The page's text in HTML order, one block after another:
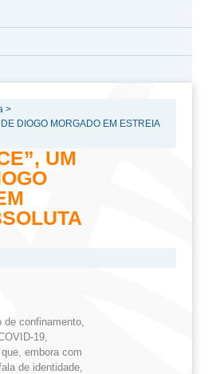
>
DIOGO MORGADO EM ESTREIA
UM
de confinamento,
19,
embora com
de identidade,